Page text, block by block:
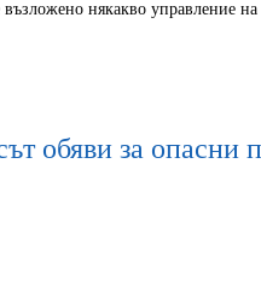
някакво управление
обяви за